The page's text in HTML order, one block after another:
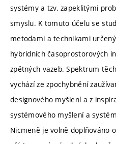
systémy a tzv. zapeklitými
smyslu. K tomuto účelu se
metodami a technikami
hybridních časoprostorových
zpětných vazeb. Spektrum
vychází ze zpochybnění
designového myšlení a z
systémového myšlení a
Nicmeně je volně doplňováno